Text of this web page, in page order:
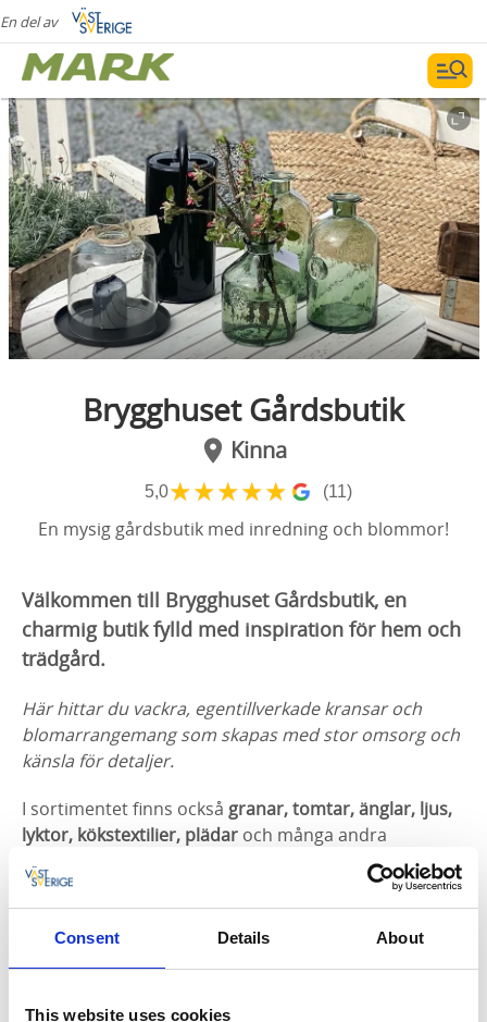
Consent Details About
This website uses cookies
En del av
Brygghuset Gårdsbutik
Kinna
5,0★★★★★ (11)
En mysig gårdsbutik med inredning och blommor!
Välkommen till Brygghuset Gårdsbutik, en
charmig butik fylld med inspiration för hem och
trädgård.
Här hittar du vackra, egentillverkade kransar och
blomarrangemang som skapas med stor omsorg och
känsla för detaljer.
I sortimentet finns också granar, tomtar, änglar, ljus,
lyktor, kökstextilier, plädar och många andra
noggrant utvalda inredningsdetaljer som hjälper dig
att skapa en
mysig och personlig atmosfäråret om.
En plats att besöka för dig som uppskattar hantverk,